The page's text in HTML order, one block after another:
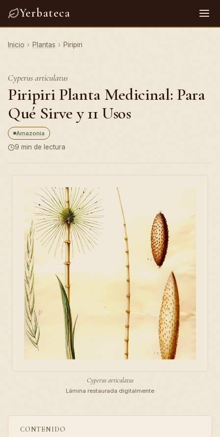
Yerbateca
Inicio › Plantas › Piripiri
Cyperus articulatus
Piripiri Planta Medicinal: Para
Qué Sirve y 11 Usos
Amazonia
9 min de lectura
CONTENIDO
Cyperus articulatus
Lámina restaurada digitalmente